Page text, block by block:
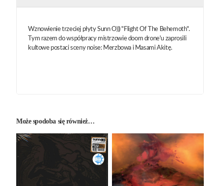
Wznowienie trzeciej płyty Sunn O))) "Flight Of The Behemoth".
Tym razem do współpracy mistrzowie doom drone'u zaprosili
kultowe postaci sceny noise: Merzbowa i Masami Akitę.
Może spodoba się również…